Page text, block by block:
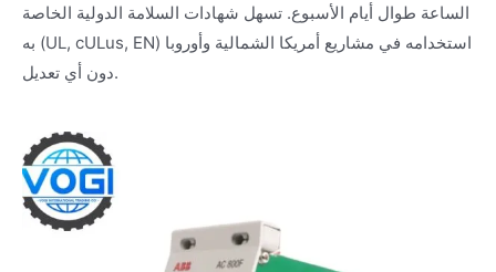
الساعة طوال أيام الأسبوع. تسهل شهادات السلامة الدولية الخاصة
به (UL, cULus, EN) استخدامه في مشاريع أمريكا الشمالية وأوروبا
دون أي تعديل.